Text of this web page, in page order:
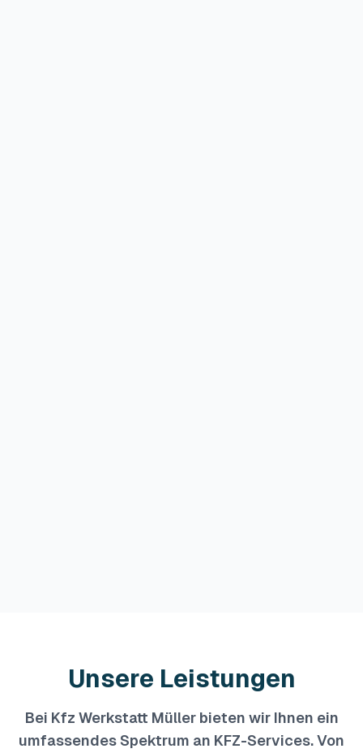
Unsere Leistungen
Bei Kfz Werkstatt Müllerbieten wir Ihnen ein
umfassendes Spektrum an KFZ-Services. Von